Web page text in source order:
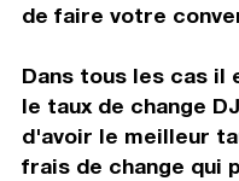
de faire votre
Dans tous les cas
le taux de change
d'avoir le meilleur
frais de change qui